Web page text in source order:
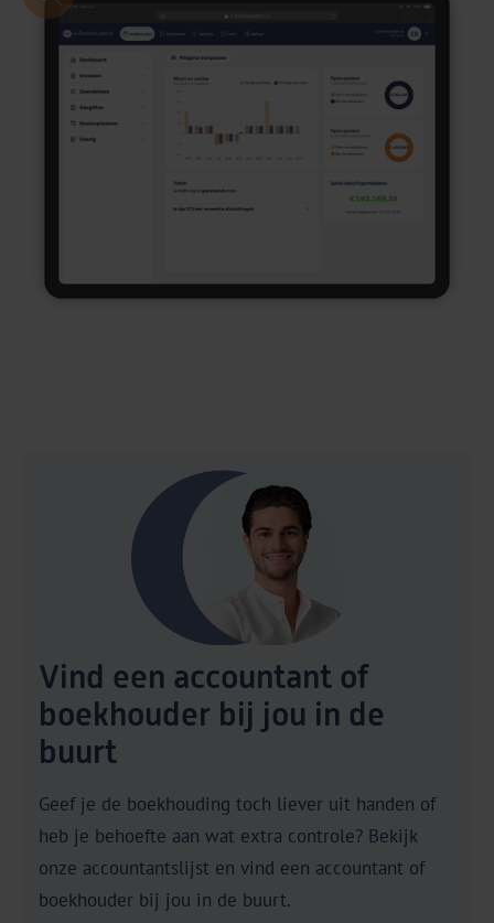
Vind een accountant of
boekhouder bij jou in de
buurt
Geef je de boekhouding toch liever uit handen of
heb je behoefte aan wat extra controle? Bekijk
onze accountantslijst en vind een accountant of
boekhouder bij jou in de buurt.